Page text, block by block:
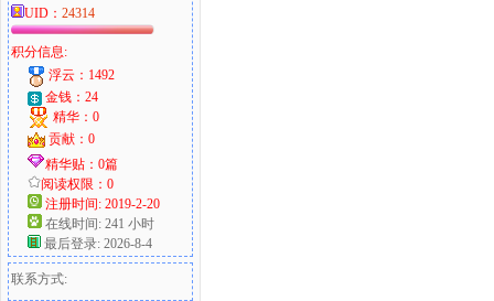
UID： 24314
积分信息:
浮云：1492
金钱：24
精华：0
贡献：0
精华贴：0篇
阅读权限：0
注册时间: 2019-2-20
在线时间: 241 小时
最后登录: 2026-8-4
联系方式: